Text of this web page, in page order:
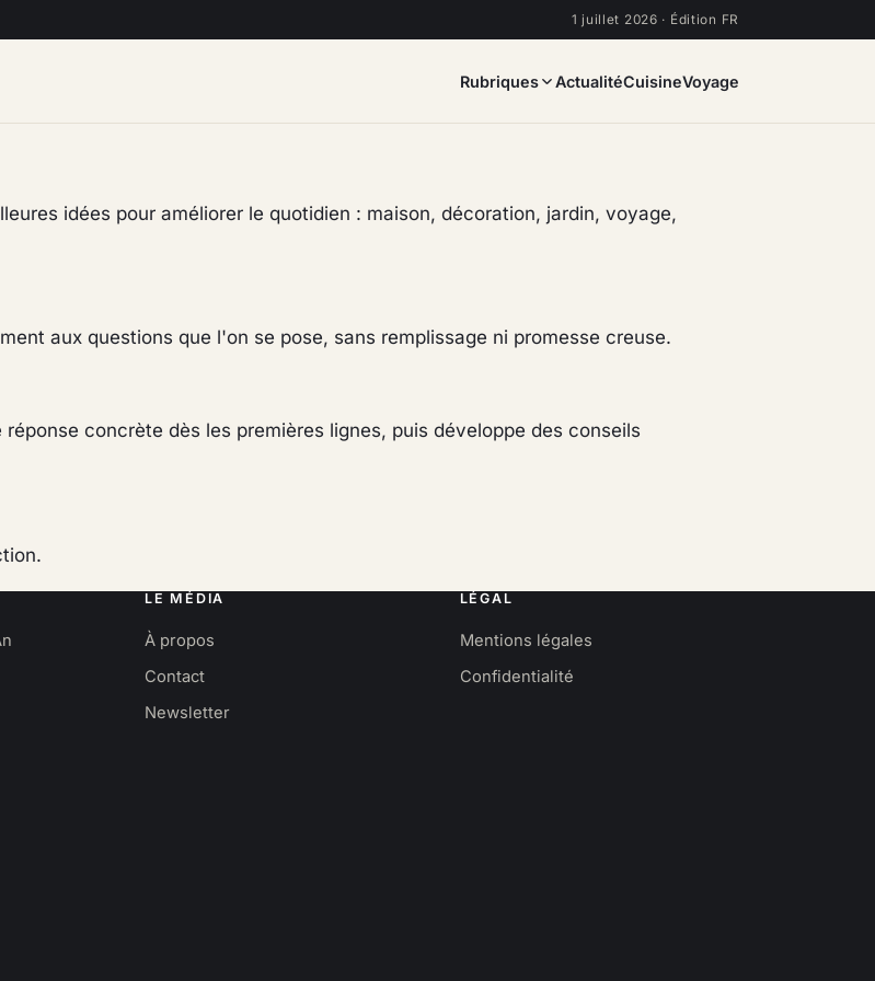
1 juillet 2026 · Édition FR
Rubriques ActualitéCuisineVoyage
idées pour améliorer le quotidien : maison, décoration, jardin, voyage,
aux questions que l'on se pose, sans remplissage ni promesse creuse.
concrète dès les premières lignes, puis développe des conseils
.
LE MÉDIA
À propos
Contact
Newsletter
LÉGAL
Mentions légales
Confidentialité